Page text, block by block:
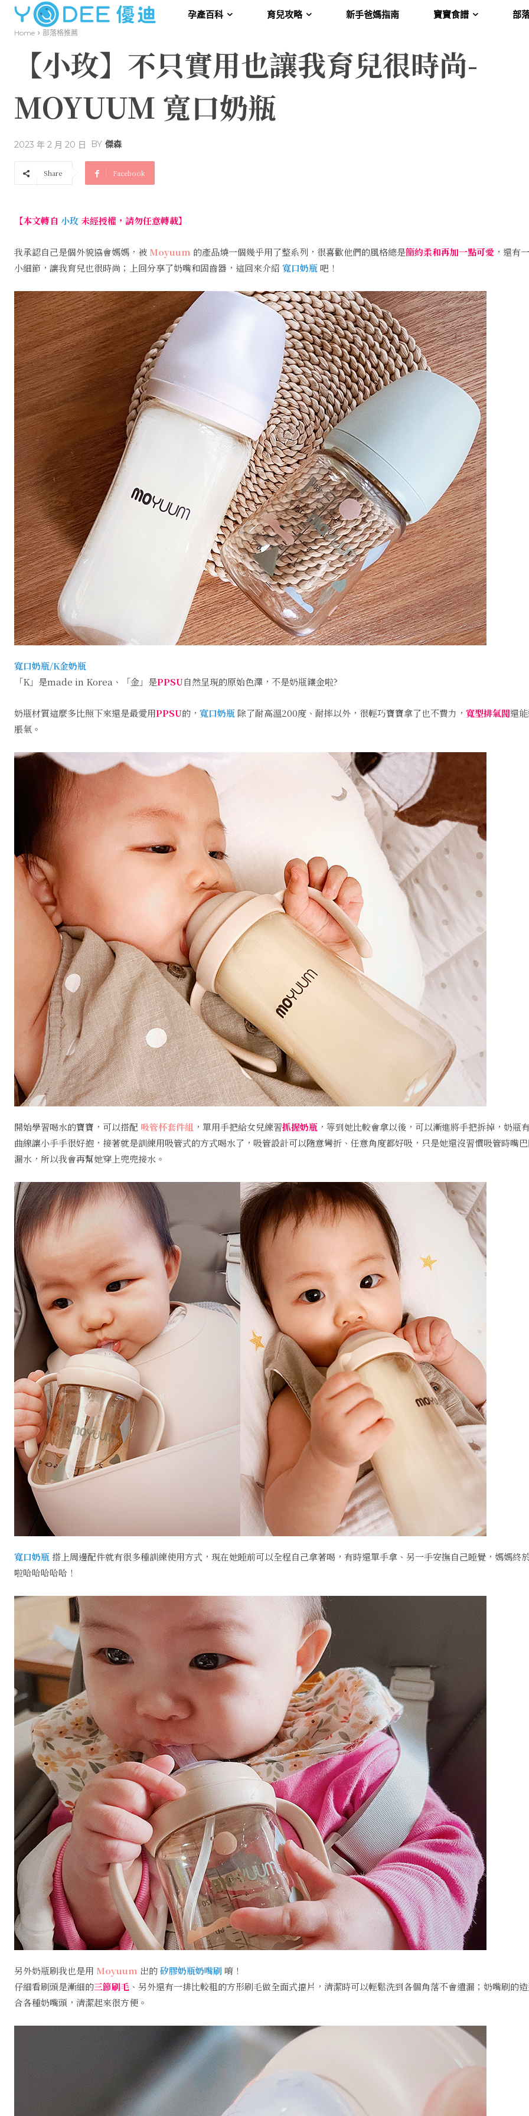
孕產百科 育兒攻略 新手爸媽指南 寶寶食譜 部
Home 部落格推薦
【小玫】不只實用也讓我育兒很時尚-
MOYUUM 寬口奶瓶
2023 年 2 月 20 日 BY 傑森
Share Facebook
【本文轉自 小玫 未經授權，請勿任意轉載】
我承認自己是個外貌協會媽媽，被 Moyuum 的產品燒一個幾乎用了整系列，很喜歡他們的風格總是簡約柔和再加一點可愛 ，還有
小細節，讓我育兒也很時尚；上回分享了奶嘴和固齒器，這回來介紹 寬口奶瓶吧！
寬口奶瓶/K金奶瓶
「K」是made in Korea、「金」是PPSU自然呈現的原始色澤，不是奶瓶鑲金啦?
奶瓶材質這麼多比照下來還是最愛用PPSU的， 寬口奶瓶除了耐高溫200度、耐摔以外，很輕巧寶寶拿了也不費力， 寬型排氣閥還
脹氣。
開始學習喝水的寶寶，可以搭配 吸管杯套件組 ，單用手把給女兒練習抓握奶瓶 ，等到她比較會拿以後，可以漸進將手把拆掉，奶瓶
曲線讓小手手很好抱，接著就是訓練用吸管式的方式喝水了，吸管設計可以隨意彎折、任意角度都好吸，只是她還沒習慣吸管時嘴
漏水，所以我會再幫她穿上兜兜接水。
寬口奶瓶 搭上周邊配件就有很多種訓練使用方式，現在她睡前可以全程自己拿著喝，有時還單手拿、另一手安撫自己睡覺，媽媽終
啦哈哈哈哈哈！
另外奶瓶刷我也是用 Moyuum 出的矽膠奶瓶奶嘴刷 唷！
仔細看刷頭是漸細的三節刷毛 、另外還有一排比較粗的方形刷毛做全面式擋片，清潔時可以輕鬆洗到各個角落不會遺漏；奶嘴刷的
合各種奶嘴頭，清潔起來很方便。